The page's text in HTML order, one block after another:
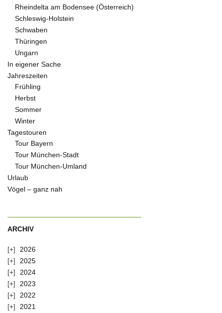
Rheindelta am Bodensee (Österreich)
Schleswig-Holstein
Schwaben
Thüringen
Ungarn
In eigener Sache
Jahreszeiten
Frühling
Herbst
Sommer
Winter
Tagestouren
Tour Bayern
Tour München-Stadt
Tour München-Umland
Urlaub
Vögel – ganz nah
ARCHIV
2026
2025
2024
2023
2022
2021